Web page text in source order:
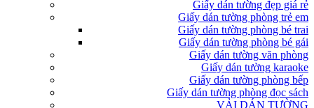
Giấy dán tường đẹp giá rẻ
Giấy dán tường phòng trẻ em
Giấy dán tường phòng bé trai
Giấy dán tường phòng bé gái
Giấy dán tường văn phòng
Giấy dán tường karaoke
Giấy dán tường phòng bếp
Giấy dán tường phòng đọc sách
VẢI DÁN TƯỜNG